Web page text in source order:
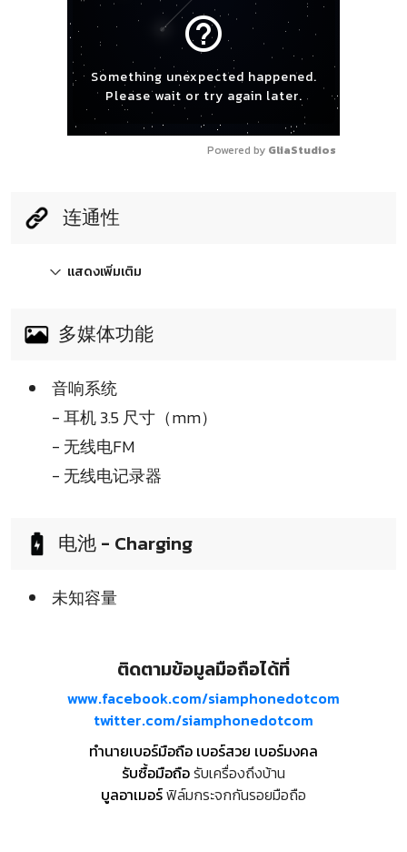
help_outline
Something unexpected happened.
Please wait or try again later.
Powered by GliaStudios
连通性
แสดงเพิ่มเติม
多媒体功能
音响系统
- 耳机 3.5 尺寸（mm）
- 无线电FM
- 无线电记录器
电池 - Charging
未知容量
ติดตามข้อมูลมือถือได้ที่
www.facebook.com/siamphonedotcom
twitter.com/siamphonedotcom
ทำนายเบอร์มือถือ เบอร์สวย เบอร์มงคล
รับซื้อมือถือรับเครื่องถึงบ้าน
บูลอาเมอร์ฟิล์มกระจกกันรอยมือถือ